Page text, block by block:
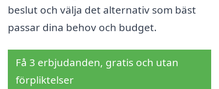
beslut och välja det alternativ som bäst
passar dina behov och budget.
Få 3 erbjudanden, gratis och utan
förpliktelser